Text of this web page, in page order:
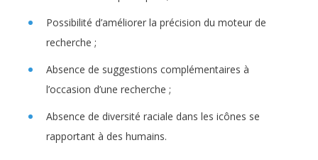
Possibilité d’améliorer la précision du moteur de
recherche ;
Absence de suggestions complémentaires à
l’occasion d’une recherche ;
Absence de diversité raciale dans les icônes se
rapportant à des humains.